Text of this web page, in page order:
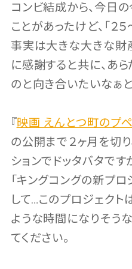
コンビ結成から、今日
ことがあったけど、「２
事実は大きな大きな財
に感謝すると共に、あら
のと向き合いたいなぁ
『映画 えんとつ町のプ
の公開まで２ヶ月を切
ションでドッタバタです
「キングコングの新プロ
して…このプロジェクト
ような時間になりそう
てください。